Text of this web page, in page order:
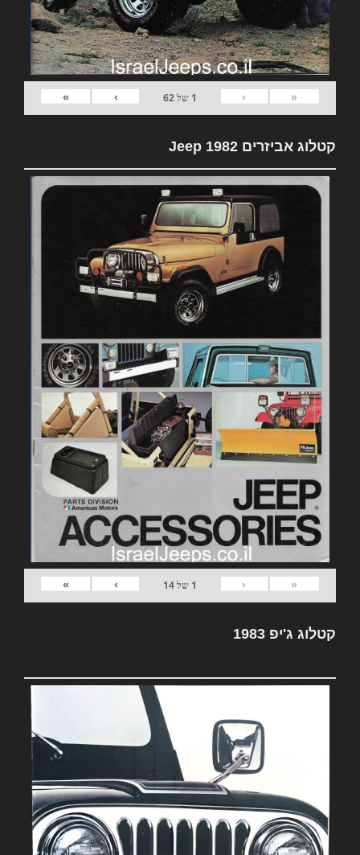
«
‹
1 של62
›
»
קטלוג אביזרים 1982 Jeep
«
‹
1 של14
›
»
קטלוג ג'יפ 1983